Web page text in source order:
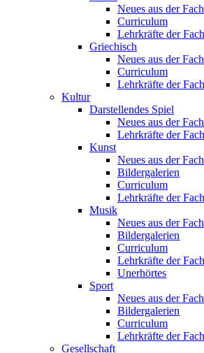
Neues aus der
Curriculum
Lehrkräfte der
Griechisch
Neues aus der
Curriculum
Lehrkräfte der
Kultur
Darstellendes Spiel
Neues aus der
Lehrkräfte der
Kunst
Neues aus der
Bildergalerien
Curriculum
Lehrkräfte der
Musik
Neues aus der
Bildergalerien
Curriculum
Lehrkräfte der
Unerhörtes
Sport
Neues aus der
Bildergalerien
Curriculum
Lehrkräfte der
Gesellschaft